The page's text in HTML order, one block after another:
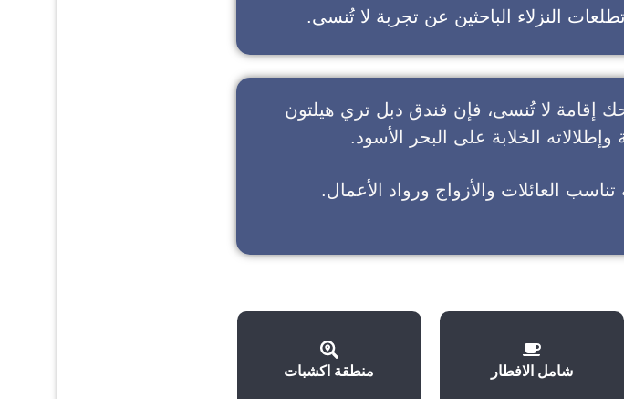
النزلاء الباحثين عن تجربة لا تُنسى.
إقامة لا تُنسى، فإن فندق دبل تري هيلتون
وإطلالاته الخلابة على البحر الأسود.
العائلات والأزواج ورواد الأعمال.
شامل الافطار منطقة اكشبات